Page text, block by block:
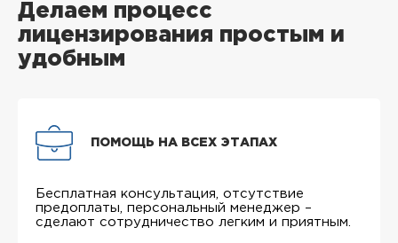
Делаем процесс
лицензирования простым и
удобным
ПОМОЩЬ НА ВСЕХ ЭТАПАХ
Бесплатная консультация, отсутствие
предоплаты, персональный менеджер –
сделают сотрудничество легким и приятным.